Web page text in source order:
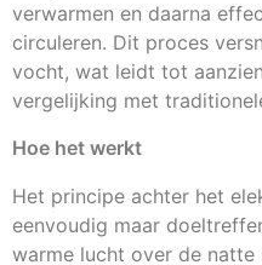
verwarmen en daarna
circuleren. Dit proces
vocht, wat leidt tot
vergelijking met
Hoe het werkt
Het principe achter het
eenvoudig maar
warme lucht over de